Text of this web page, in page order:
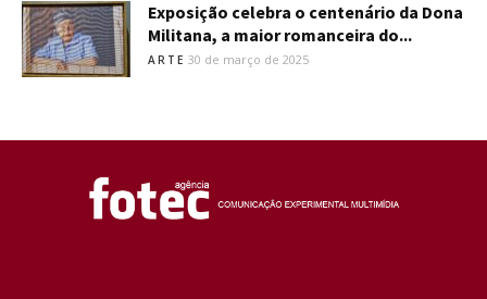
Exposição celebra o centenário da Dona
Militana, a maior romanceira do...
ARTE 30 de março de 2025